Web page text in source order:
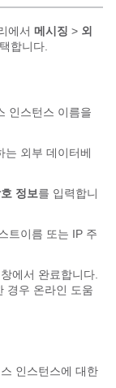
에서 메시징 > 외
합니다.
인스턴스 이름을
는 외부 데이터베
정보를 입력합니
트이름 또는 IP 주
창에서 완료합니다.
경우 온라인 도움
인스턴스에 대한